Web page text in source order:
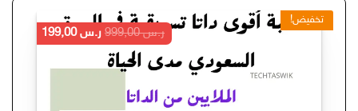
تخفيض!
ر.س999,00
السعر
هو:
ر.س199,00